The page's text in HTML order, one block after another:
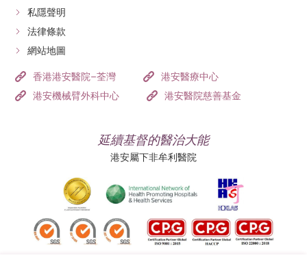
私隱聲明
法律條款
網站地圖
香港港安醫院–荃灣
港安醫療中心
港安機械臂外科中心
港安醫院慈善基金
延續基督的醫治大能
港安屬下非牟利醫院